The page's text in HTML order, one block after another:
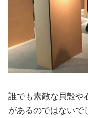
誰でも素敵な貝殻や
があるのではないで